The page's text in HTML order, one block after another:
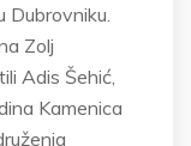
Zolj
Adis Šehić,
Kamenica